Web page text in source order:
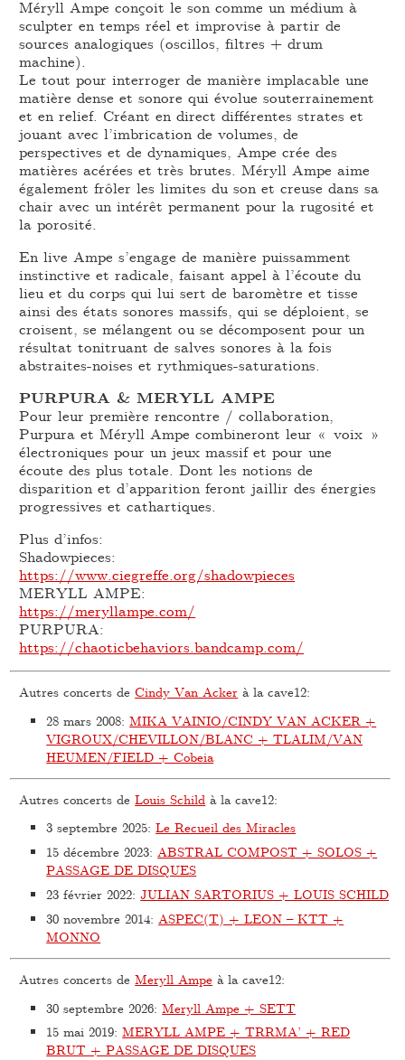
Méryll Ampe conçoit le son comme un médium à
sculpter en temps réel et improvise à partir de
sources analogiques (oscillos, filtres + drum
machine).
Le tout pour interroger de manière implacable une
matière dense et sonore qui évolue souterrainement
et en relief. Créant en direct différentes strates et
jouant avec l’imbrication de volumes, de
perspectives et de dynamiques, Ampe crée des
matières acérées et très brutes. Méryll Ampe aime
également frôler les limites du son et creuse dans sa
chair avec un intérêt permanent pour la rugosité et
la porosité.
En live Ampe s’engage de manière puissamment
instinctive et radicale, faisant appel à l’écoute du
lieu et du corps qui lui sert de baromètre et tisse
ainsi des états sonores massifs, qui se déploient, se
croisent, se mélangent ou se décomposent pour un
résultat tonitruant de salves sonores à la fois
abstraites-noises et rythmiques-saturations.
PURPURA & MERYLL AMPE
Pour leur première rencontre / collaboration,
Purpura et Méryll Ampe combineront leur « voix »
électroniques pour un jeux massif et pour une
écoute des plus totale. Dont les notions de
disparition et d’apparition feront jaillir des énergies
progressives et cathartiques.
Plus d’infos:
Shadowpieces:
https://www.ciegreffe.org/shadowpieces
MERYLL AMPE:
https://meryllampe.com/
PURPURA:
https://chaoticbehaviors.bandcamp.com/
Autres concerts deCindy Van Acker à la cave12:
28 mars 2008:MIKA VAINIO/CINDY VAN ACKER +
VIGROUX/CHEVILLON/BLANC + TLALIM/VAN
HEUMEN/FIELD + Cobeia
Autres concerts deLouis Schild à la cave12:
3 septembre 2025:Le Recueil des Miracles
15 décembre 2023:ABSTRAL COMPOST + SOLOS +
PASSAGE DE DISQUES
23 février 2022:JULIAN SARTORIUS + LOUIS SCHILD
30 novembre 2014: ASPEC(T) + LEON – KTT +
MONNO
Autres concerts deMeryll Ampe à la cave12:
30 septembre 2026:Meryll Ampe + SETT
15 mai 2019:MERYLL AMPE + TRRMA’ + RED
BRUT + PASSAGE DE DISQUES